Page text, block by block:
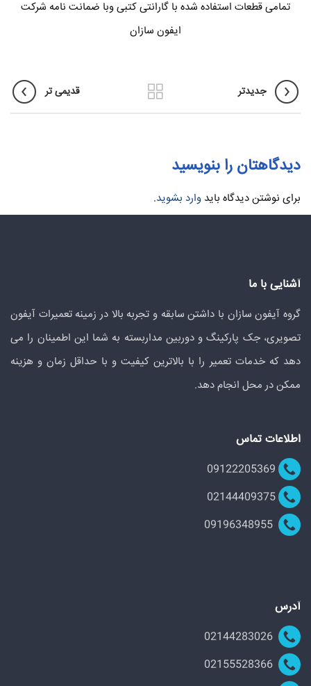
تمامی قطعات استفاده شده با گارانتی کتبی وبا ضمانت نامه شرکت
ایفون سازان
جدیدتر قدیمی تر
دیدگاهتان را بنویسید
برای نوشتن دیدگاه باید وارد بشوید.
آشنایی با ما
گروه آیفون سازان با داشتن سابقه و تجربه بالا در زمینه تعمیرات آیفون
تصویری، جک پارکینگ و دوربین مداربسته به شما این اطمینان را می
دهد که خدمات تعمیر را با بالاترین کیفیت و با حداقل زمان و هزینه
ممکن در محل انجام دهد.
اطلاعات تماس
آدرس